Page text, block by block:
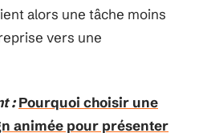
alors une tâche moins
vers une
: Pourquoi choisir une
animée pour présenter